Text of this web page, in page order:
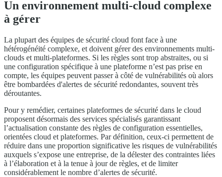
Un environnement multi-cloud complexe
à gérer
La plupart des équipes de sécurité cloud font face à une
hétérogénéité complexe, et doivent gérer des environnements multi-
clouds et multi-plateformes. Si les règles sont trop abstraites, ou si
une configuration spécifique à une plateforme n’est pas prise en
compte, les équipes peuvent passer à côté de vulnérabilités où alors
être bombardées d'alertes de sécurité redondantes, souvent très
déroutantes.
Pour y remédier, certaines plateformes de sécurité dans le cloud
proposent désormais des services spécialisés garantissant
l’actualisation constante des règles de configuration essentielles,
orientées cloud et plateformes. Par définition, ceux-ci permettent de
réduire dans une proportion significative les risques de vulnérabilités
auxquels s’expose une entreprise, de la délester des contraintes liées
à l’élaboration et à la tenue à jour de règles, et de limiter
considérablement le nombre d’alertes de sécurité.